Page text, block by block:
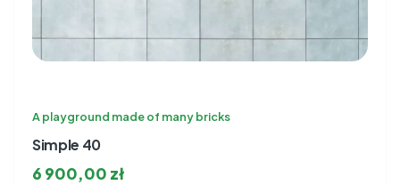
A playground made of many bricks
Simple 40
6 900,00 zł